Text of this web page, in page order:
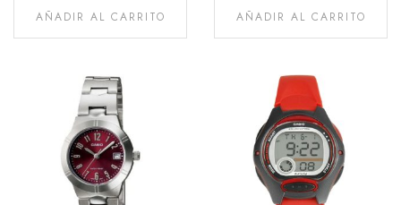
AÑADIR AL CARRITO AÑADIR AL CARRITO